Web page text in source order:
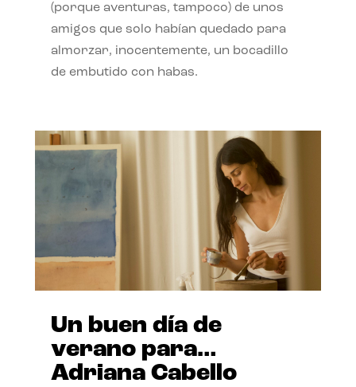
(porque aventuras, tampoco) de unos
amigos que solo habían quedado para
almorzar, inocentemente, un bocadillo
de embutido con habas.
Un buen día de
verano para…
Adriana Cabello